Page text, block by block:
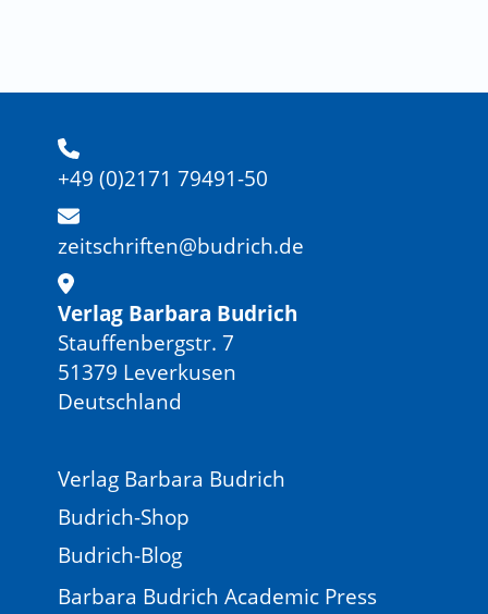
+49 (0)2171 79491-50
zeitschriften@budrich.de
Verlag Barbara Budrich
Stauffenbergstr. 7
51379 Leverkusen
Deutschland
Verlag Barbara Budrich
Budrich-Shop
Budrich-Blog
Barbara Budrich Academic Press